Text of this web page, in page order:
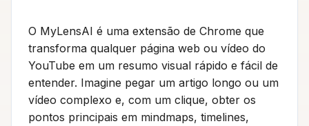
O MyLensAI é uma extensão de Chrome que
transforma qualquer página web ou vídeo do
YouTube em um resumo visual rápido e fácil de
entender. Imagine pegar um artigo longo ou um
vídeo complexo e, com um clique, obter os
pontos principais em mindmaps, timelines,